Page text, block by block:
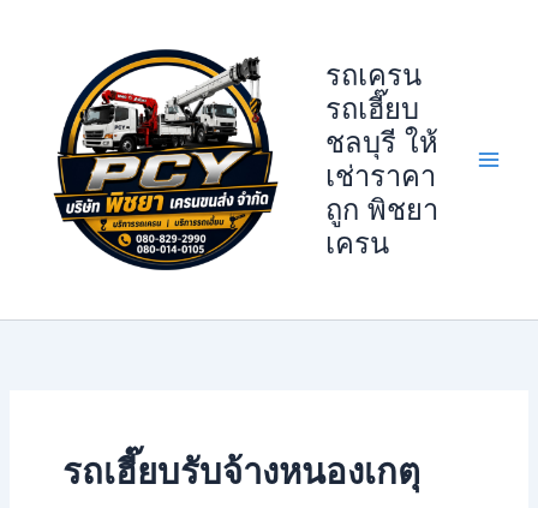
รถเครน
รถเฮี๊ยบ
ชลบุรี ให้
เช่าราคา
ถูก พิชยา
เครน
รถเฮี๊ยบรับจ้างหนองเกตุ